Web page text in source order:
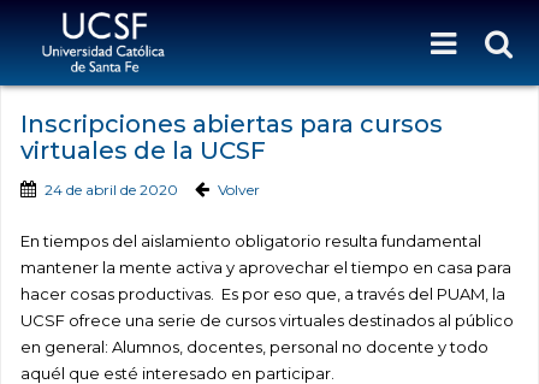
Inscripciones abiertas para cursos
virtuales de la UCSF
24 de abril de 2020 Volver
En tiempos del aislamiento obligatorio resulta fundamental
mantener la mente activa y aprovechar el tiempo en casa para
hacer cosas productivas. Es por eso que, a través del PUAM, la
UCSF ofrece una serie de cursos virtuales destinados al público
en general: Alumnos, docentes, personal no docente y todo
aquél que esté interesado en participar.